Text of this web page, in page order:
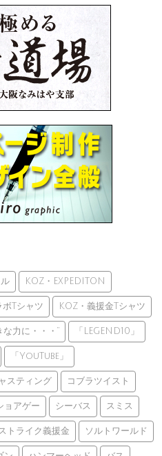
KOZ・EXPEDITON
Tシャツ KOZ・義援金Tシャツ
な力に・・・” 「LEGEND10」
「YouTube」
スティング コブラツイスト
ョアゲー シーバス スミス
トライク義援金 ソルトワールド